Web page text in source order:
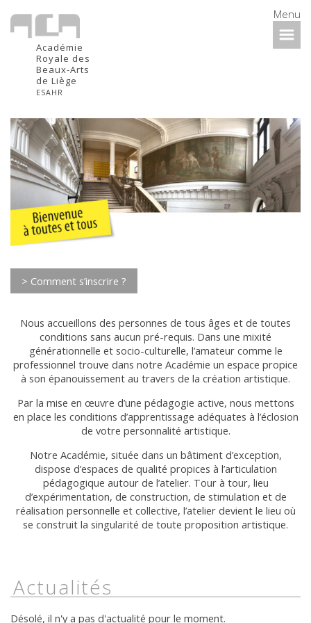
Menu
Académie
Royale des
Beaux-Arts
de Liège
ESAHR
> Comment s’inscrire ?
Nous accueillons des personnes de tous âges et de toutes
conditions sans aucun pré-requis. Dans une mixité
générationnelle et socio-culturelle, l’amateur comme le
professionnel trouve dans notre Académie un espace propice
à son épanouissement au travers de la création artistique.
Par la mise en œuvre d’une pédagogie active, nous mettons
en place les conditions d’apprentissage adéquates à l’éclosion
de votre personnalité artistique.
Notre Académie, située dans un bâtiment d’exception,
dispose d’espaces de qualité propices à l’articulation
pédagogique autour de l’atelier. Tour à tour, lieu
d’expérimentation, de construction, de stimulation et de
réalisation personnelle et collective, l’atelier devient le lieu où
se construit la singularité de toute proposition artistique.
Actualités
Désolé, il n'y a pas d'actualité pour le moment.